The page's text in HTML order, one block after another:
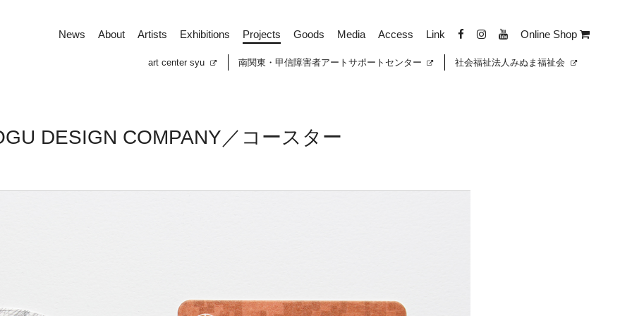
News About Artists Exhibitions Projects Goods Media Access Link Online Shop
art center syu 南関東・甲信障害者アートサポートセンター 社会福祉法人みぬま福祉会
DESIGN COMPANY／コースター